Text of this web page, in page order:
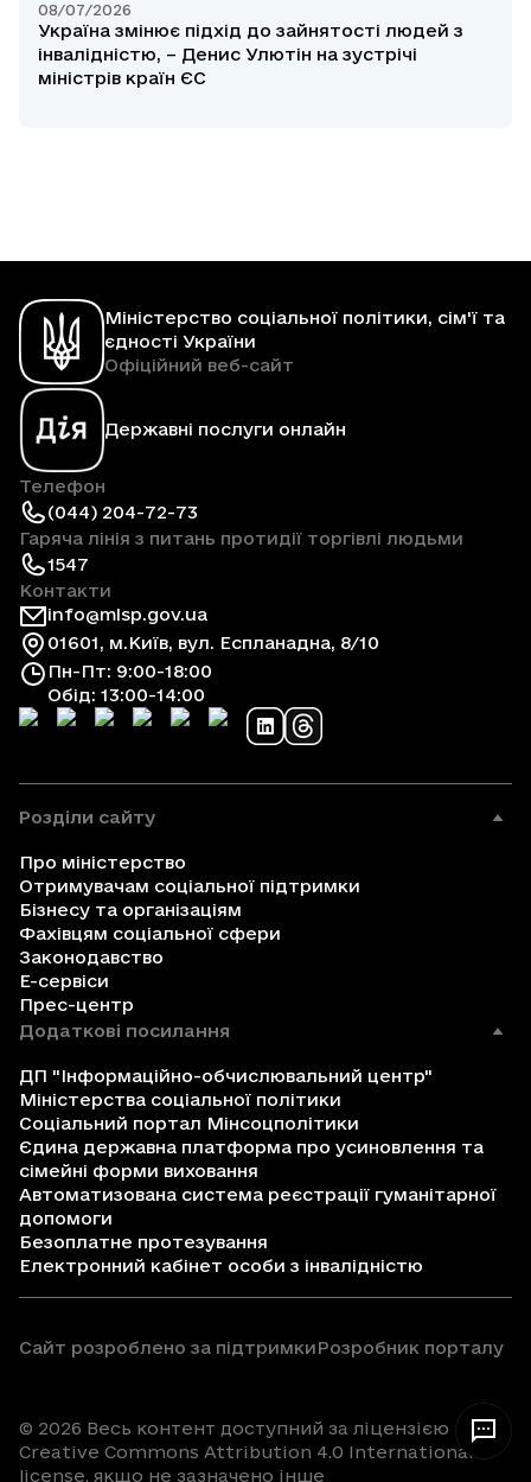
08/07/2026
Україна змінює підхід до зайнятості людей з
інвалідністю, – Денис Улютін на зустрічі
міністрів країн ЄС
Міністерство соціальної політики, сім'ї та
єдності України
Офіційний веб-сайт
Державні послуги онлайн
Телефон
(044) 204-72-73
Гаряча лінія з питань протидії торгівлі людьми
1547
Контакти
info@mlsp.gov.ua
01601, м.Київ, вул. Еспланадна, 8/10
Пн-Пт: 9:00-18:00
Обід: 13:00-14:00
Розділи сайту
Про міністерство
Отримувачам соціальної підтримки
Бізнесу та організаціям
Фахівцям соціальної сфери
Законодавство
Е-сервіси
Прес-центр
Додаткові посилання
ДП "Інформаційно-обчислювальний центр"
Міністерства соціальної політики
Соціальний портал Мінсоцполітики
Єдина державна платформа про усиновлення та
сімейні форми виховання
Автоматизована система реєстрації гуманітарної
допомоги
Безоплатне протезування
Електронний кабінет особи з інвалідністю
Сайт розроблено за підтримкиРозробник порталу
© 2026 Весь контент доступний за ліцензією
Creative Commons Attribution 4.0 International
license, якщо не зазначено інше